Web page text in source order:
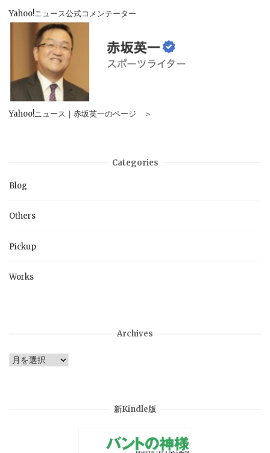
Yahoo!ニュース公式コメンテーター
Yahoo!ニュース｜赤坂英一のページ ＞
Categories
Blog
Others
Pickup
Works
Archives
Archives
新Kindle版